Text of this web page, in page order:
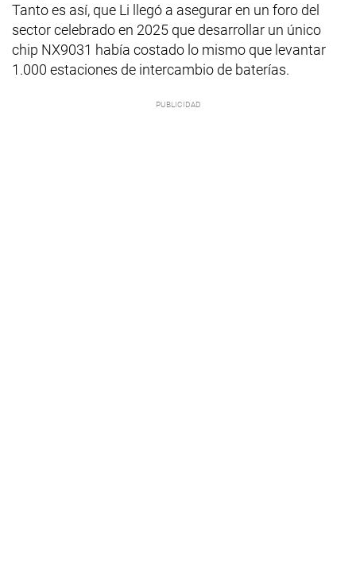
Tanto es así, que Li llegó a asegurar en un foro del
sector celebrado en 2025 que desarrollar un único
chip NX9031 había costado lo mismo que levantar
1.000 estaciones de intercambio de baterías.